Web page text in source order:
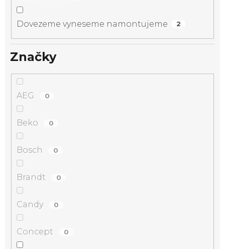
Dovezeme vyneseme namontujeme 2
Značky
AEG 0
Beko 0
Bosch 0
Brandt 0
Candy 0
Concept 0